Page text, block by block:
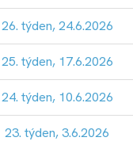
26. týden, 24.6.2026
25. týden, 17.6.2026
24. týden, 10.6.2026
23. týden, 3.6.2026